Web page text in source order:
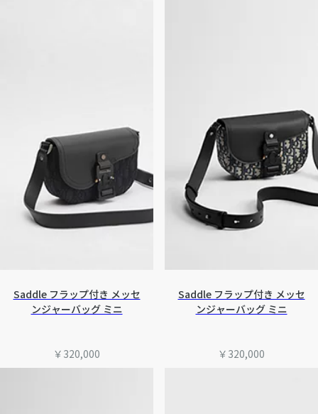
Saddle フラップ付き メッセ
ンジャーバッグ ミニ
￥320,000
Saddle フラップ付き メッセ
ンジャーバッグ ミニ
￥320,000